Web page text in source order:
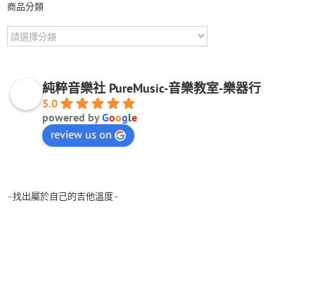
商品分類
純粹音樂社 PureMusic-音樂教室-樂器行
5.0
powered byGoogle
review us on
-找出屬於自己的吉他溫度-